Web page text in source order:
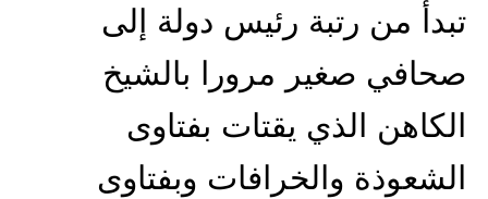
تبدأ من رتبة رئيس دولة إلى
صحافي صغير مرورا بالشيخ
الكاهن الذي يقتات بفتاوى
الشعوذة والخرافات وبفتاوى